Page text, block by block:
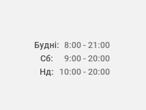
Будні:
Сб:
Нд:
8:00 - 21:00
9:00 - 20:00
10:00 - 20:00